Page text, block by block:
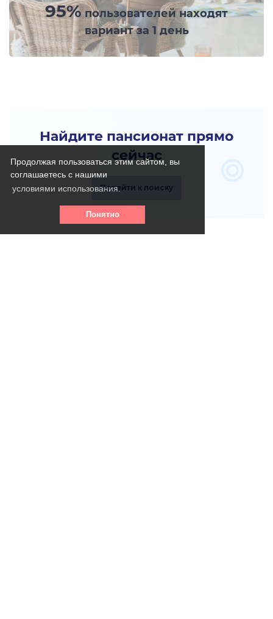
Продолжая пользоваться этим сайтом, вы
соглашаетесь с нашими
условиями использования.
Понятно
95%пользователей находят
вариант за 1 день
Найдите пансионат прямо
сейчас
Перейти к поиску